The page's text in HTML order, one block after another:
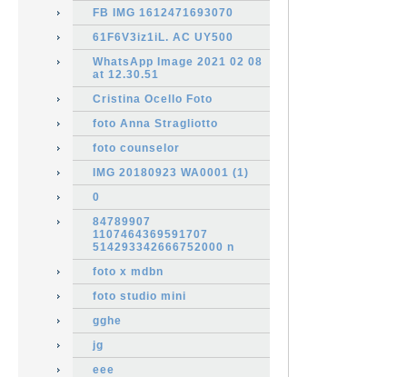
FB IMG 1612471693070
61F6V3iz1iL. AC UY500
WhatsApp Image 2021 02 08
at 12.30.51
Cristina Ocello Foto
foto Anna Stragliotto
foto counselor
IMG 20180923 WA0001 (1)
0
84789907
1107464369591707
514293342666752000 n
foto x mdbn
foto studio mini
gghe
jg
eee